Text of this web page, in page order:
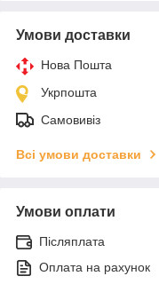
Умови доставки
Нова Пошта
Укрпошта
Самовивіз
Всі умови доставки
Умови оплати
Післяплата
Оплата на рахунок